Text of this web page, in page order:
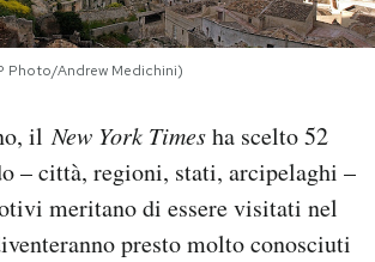
Photo/Andrew Medichini)
ilNew York Timesha scelto 52
– città, regioni, stati, arcipelaghi –
meritano di essere visitati nel
presto molto conosciuti